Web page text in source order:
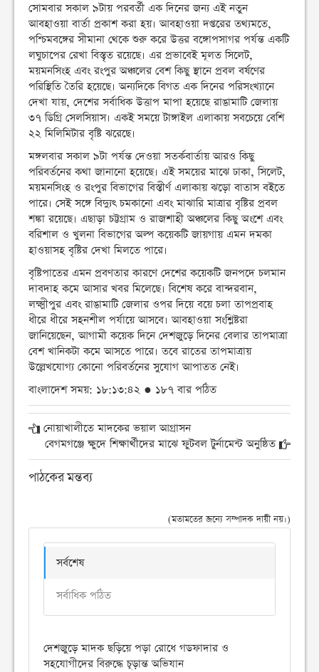
সোমবার সকাল ৯টায় পরবর্তী এক দিনের জন্য এই নতুন
আবহাওয়া বার্তা প্রকাশ করা হয়। আবহাওয়া দপ্তরের তথ্যমতে,
পশ্চিমবঙ্গের সীমানা থেকে শুরু করে উত্তর বঙ্গোপসাগর পর্যন্ত একটি
লঘুচাপের রেখা বিস্তৃত রয়েছে। এর প্রভাবেই মূলত সিলেট,
ময়মনসিংহ এবং রংপুর অঞ্চলের বেশ কিছু স্থানে প্রবল বর্ষণের
পরিস্থিতি তৈরি হয়েছে। অন্যদিকে বিগত এক দিনের পরিসংখ্যানে
দেখা যায়, দেশের সর্বাধিক উত্তাপ মাপা হয়েছে রাঙামাটি জেলায়
৩৭ ডিগ্রি সেলসিয়াস। একই সময়ে টাঙ্গাইল এলাকায় সবচেয়ে বেশি
২২ মিলিমিটার বৃষ্টি ঝরেছে।
মঙ্গলবার সকাল ৯টা পর্যন্ত দেওয়া সতর্কবার্তায় আরও কিছু
পরিবর্তনের কথা জানানো হয়েছে। এই সময়ের মাঝে ঢাকা, সিলেট,
ময়মনসিংহ ও রংপুর বিভাগের বিস্তীর্ণ এলাকায় ঝড়ো বাতাস বইতে
পারে। সেই সঙ্গে বিদ্যুৎ চমকানো এবং মাঝারি মাত্রার বৃষ্টির প্রবল
শঙ্কা রয়েছে। এছাড়া চট্টগ্রাম ও রাজশাহী অঞ্চলের কিছু অংশে এবং
বরিশাল ও খুলনা বিভাগের অল্প কয়েকটি জায়গায় এমন দমকা
হাওয়াসহ বৃষ্টির দেখা মিলতে পারে।
বৃষ্টিপাতের এমন প্রবণতার কারণে দেশের কয়েকটি জনপদে চলমান
দাবদাহ কমে আসার খবর মিলেছে। বিশেষ করে বান্দরবান,
লক্ষ্মীপুর এবং রাঙামাটি জেলার ওপর দিয়ে বয়ে চলা তাপপ্রবাহ
ধীরে ধীরে সহনশীল পর্যায়ে আসবে। আবহাওয়া সংশ্লিষ্টরা
জানিয়েছেন, আগামী কয়েক দিনে দেশজুড়ে দিনের বেলার তাপমাত্রা
বেশ খানিকটা কমে আসতে পারে। তবে রাতের তাপমাত্রায়
উল্লেখযোগ্য কোনো পরিবর্তনের সুযোগ আপাতত নেই।
বাংলাদেশ সময়: ১৮:১৩:৪২ ● ১৮৭ বার পঠিত
নোয়াখালীতে মাদকের ভয়াল আগ্রাসন
বেগমগঞ্জে ক্ষুদে শিক্ষার্থীদের মাঝে ফুটবল টুর্নামেন্ট অনুষ্ঠিত
পাঠকের মন্তব্য
(মতামতের জন্যে সম্পাদক দায়ী নয়।)
সর্বশেষ
সর্বাধিক পঠিত
দেশজুড়ে মাদক ছড়িয়ে পড়া রোধে গডফাদার ও
সহযোগীদের বিরুদ্ধে চূড়ান্ত অভিযান